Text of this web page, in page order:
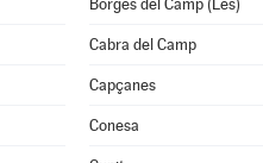
Borges del Camp (Les)
Cabra del Camp
Capçanes
Conesa